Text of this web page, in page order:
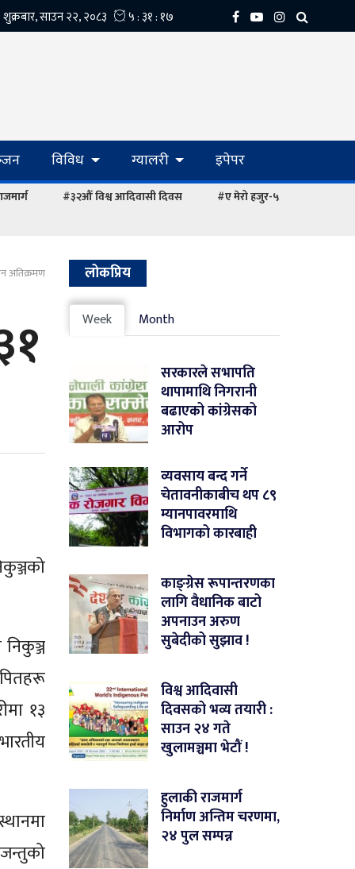
विविध ग्यालरी इपेपर
#३२औं विश्व आदिवासी दिवस #ए मेरो हजुर-५
अतिक्रमण
१३
लोकप्रिय
Week Month
सरकारले सभापति
थापामाथि निगरानी
बढाएको कांग्रेसको
आरोप
व्यवसाय बन्द गर्ने
चेतावनीकाबीच थप ८९
म्यानपावरमाथि
विभागको कारबाही
काङ्ग्रेस रूपान्तरणका
लागि वैधानिक बाटो
अपनाउन अरुण
सुबेदीको सुझाव !
विश्व आदिवासी
दिवसको भव्य तयारी :
साउन २४ गते
खुलामञ्चमा भेटौं !
हुलाकी राजमार्ग
निर्माण अन्तिम चरणमा,
२४ पुल सम्पन्न